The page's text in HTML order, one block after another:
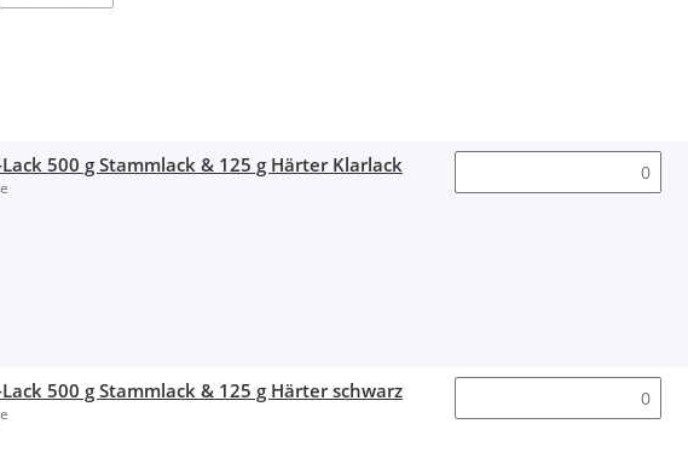
Lack 500 g Stammlack & 125 g Härter Klarlack
Lack 500 g Stammlack & 125 g Härter schwarz